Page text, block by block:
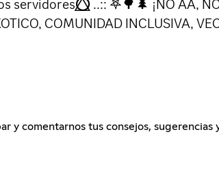
..:: 𖤐🌳🌲 ¡NO AA,
COMUNIDAD INCLUSIVA,
y comentarnos tus consejos, sugerencias